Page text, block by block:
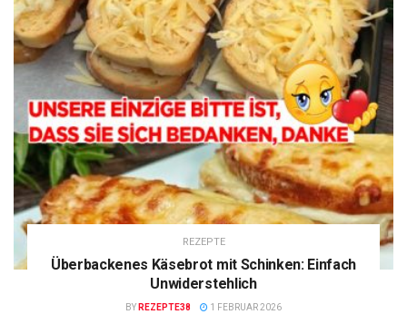
REZEPTE
Überbackenes Käsebrot mit Schinken: Einfach
Unwiderstehlich
BY REZEPTE38 1 FEBRUAR 2026